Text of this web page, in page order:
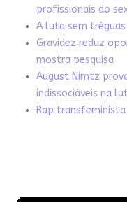
profissionais do
A luta sem
Gravidez reduz
mostra pesquisa
August Nimtz
indissociáveis na
Rap transfeminista